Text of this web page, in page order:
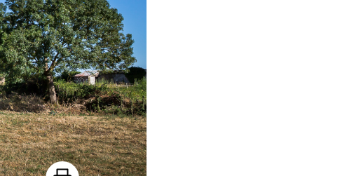
Imprimer